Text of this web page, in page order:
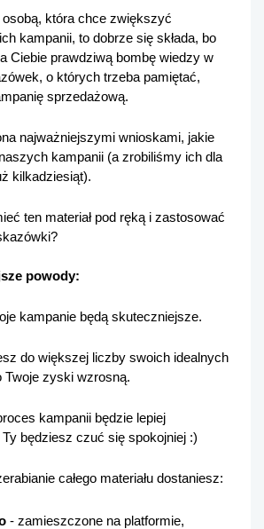
która chce zwiększyć
kampanii, to dobrze się składa, bo
Ciebie prawdziwą bombę wiedzy w
o których trzeba pamiętać,
sprzedażową.
najważniejszymi wnioskami, jakie
kampanii (a zrobiliśmy ich dla
kilkadziesiąt).
ten materiał pod ręką i zastosować
powody:
kampanie będą skuteczniejsze.
do większej liczby swoich idealnych
Twoje zyski wzrosną.
kampanii będzie lepiej
będziesz czuć się spokojniej :)
całego materiału dostaniesz:
- zamieszczone na platformie,